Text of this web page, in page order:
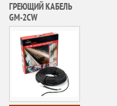
ГРЕЮЩИЙ КАБЕЛЬ
GM-2CW